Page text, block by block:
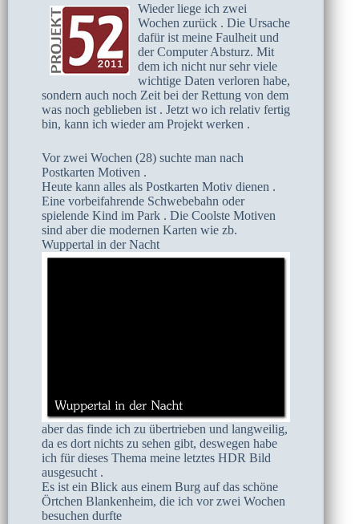
Wieder liege ich zwei
Wochen zurück . Die Ursache
dafür ist meine Faulheit und
der Computer Absturz. Mit
dem ich nicht nur sehr viele
wichtige Daten verloren habe,
sondern auch noch Zeit bei der Rettung von dem
was noch geblieben ist . Jetzt wo ich relativ fertig
bin, kann ich wieder am Projekt werken .
Vor zwei Wochen (28) suchte man nach
Postkarten Motiven .
Heute kann alles als Postkarten Motiv dienen .
Eine vorbeifahrende Schwebebahn oder
spielende Kind im Park . Die Coolste Motiven
sind aber die modernen Karten wie zb.
Wuppertal in der Nacht
aber das finde ich zu übertrieben und langweilig,
da es dort nichts zu sehen gibt, deswegen habe
ich für dieses Thema meine letztes HDR Bild
ausgesucht .
Es ist ein Blick aus einem Burg auf das schöne
Örtchen Blankenheim, die ich vor zwei Wochen
besuchen durfte